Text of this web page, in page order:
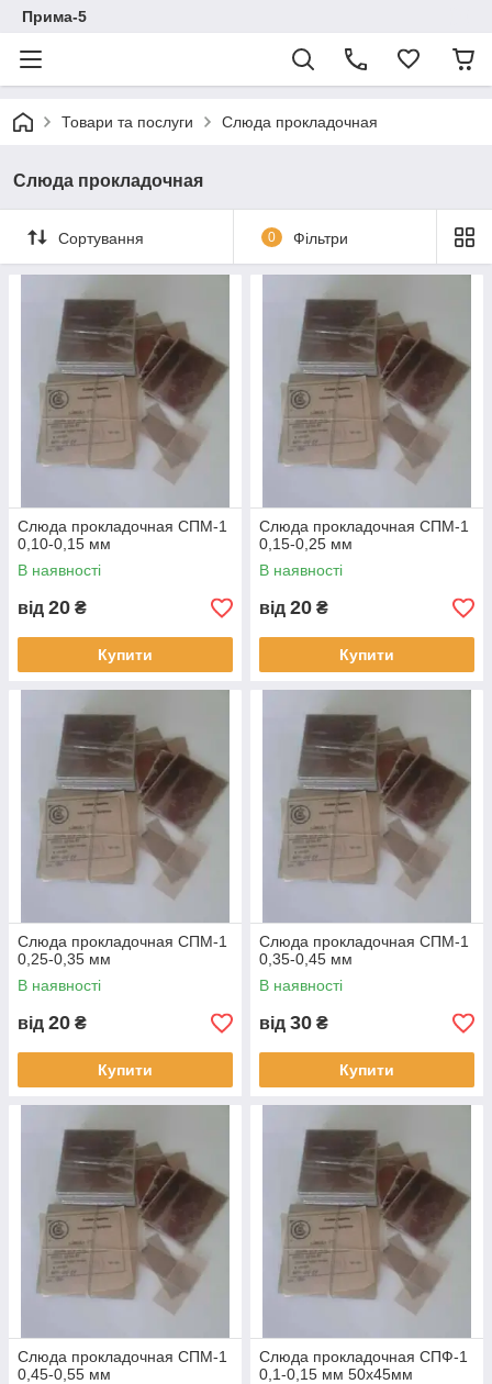
Прима-5
Товари та послуги Слюда прокладочная
Слюда прокладочная
Сортування 0 Фільтри
Слюда прокладочная СПМ-1
0,10-0,15 мм
В наявності
від 20 ₴
Купити
Слюда прокладочная СПМ-1
0,15-0,25 мм
В наявності
від 20 ₴
Купити
Слюда прокладочная СПМ-1
0,25-0,35 мм
В наявності
від 20 ₴
Купити
Слюда прокладочная СПМ-1
0,35-0,45 мм
В наявності
від 30 ₴
Купити
Слюда прокладочная СПМ-1
0,45-0,55 мм
Слюда прокладочная СПФ-1
0,1-0,15 мм 50х45мм